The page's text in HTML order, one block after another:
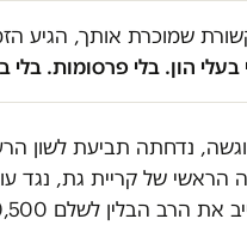
שמוכרת אותך, הגיע
בעלי הון. בלי פרסומות. בלי
הראשי של קריית גת, נגד